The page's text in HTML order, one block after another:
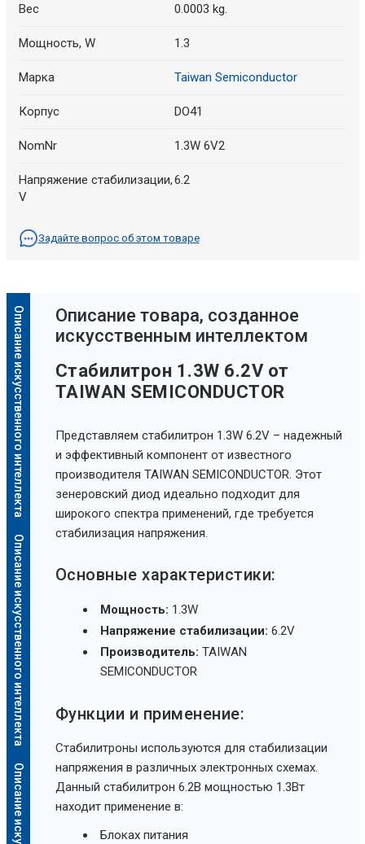
Вес 0.0003 kg.
Мощность, W 1.3
Марка Taiwan Semiconductor
Корпус DO41
NomNr 1.3W 6V2
Напряжение стабилизации,
V
6.2
Задайте вопрос об этом товаре
Описание искусственного интеллекта
Описание искусственного интеллекта
Oписание товара, созданное
искусственным интеллектом
Стабилитрон 1.3W 6.2V от
TAIWAN SEMICONDUCTOR
Представляем стабилитрон 1.3W 6.2V – надежный
и эффективный компонент от известного
производителя TAIWAN SEMICONDUCTOR. Этот
зенеровский диод идеально подходит для
широкого спектра применений, где требуется
стабилизация напряжения.
Основные характеристики:
Мощность: 1.3W
Напряжение стабилизации: 6.2V
Производитель: TAIWAN
SEMICONDUCTOR
Функции и применение:
Стабилитроны используются для стабилизации
напряжения в различных электронных схемах.
Данный стабилитрон 6.2В мощностью 1.3Вт
находит применение в:
Блоках питания